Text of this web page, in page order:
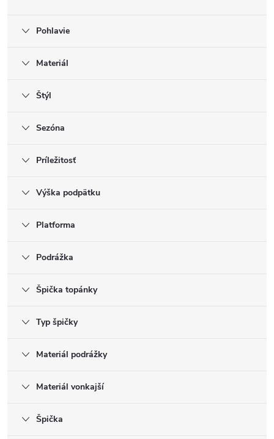
Pohlavie
Materiál
Štýl
Sezóna
Príležitosť
Výška podpätku
Platforma
Podrážka
Špička topánky
Typ špičky
Materiál podrážky
Materiál vonkajší
Špička